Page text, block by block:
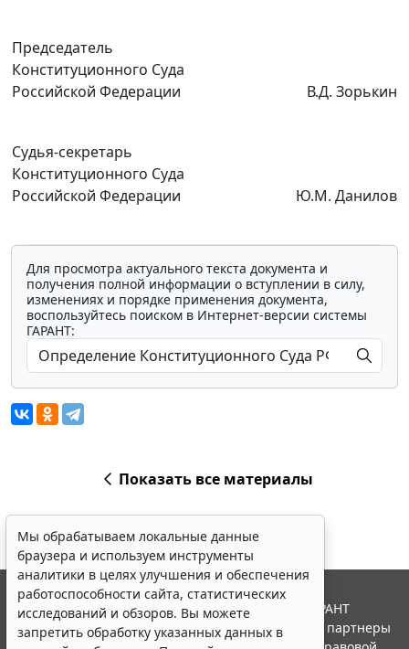
Председатель
Конституционного Суда
Российской Федерации
В.Д. Зорькин
Судья-секретарь
Конституционного Суда
Российской Федерации
Ю.М. Данилов
Для просмотра актуального текста документа и
получения полной информации о вступлении в силу,
изменениях и порядке применения документа,
воспользуйтесь поиском в Интернет-версии системы
ГАРАНТ:
Показать все материалы
Мы обрабатываем локальные данные
браузера и используем инструменты
аналитики в целях улучшения и обеспечения
работоспособности сайта, статистических
исследований и обзоров. Вы можете
запретить обработку указанных данных в
© ООО "НПП "ГАРАНТ-СЕРВИС", 2026. Система ГАРАНТ
выпускается с 1990 года. Компания "Гарант" и ее партнеры